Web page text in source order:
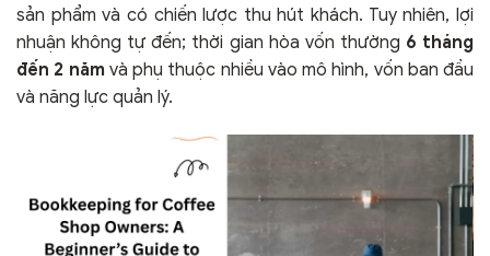
sản phẩm và có chiến lược thu hút khách. Tuy nhiên, lợi
nhuận không tự đến; thời gian hòa vốn thường 6 tháng
đến 2 năm và phụ thuộc nhiều vào mô hình, vốn ban đầu
và năng lực quản lý.